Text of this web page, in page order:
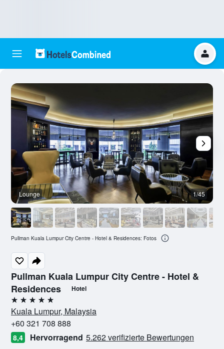
Pullman Kuala Lumpur City Centre - Hotel &
Residences
Hotel
5 Sterne
Kuala Lumpur, Malaysia
+60 321 708 888
8,4 Hervorragend 5.262 verifizierte Bewertungen
Lounge 1/45
Pullman Kuala Lumpur City Centre - Hotel & Residences: Fotos